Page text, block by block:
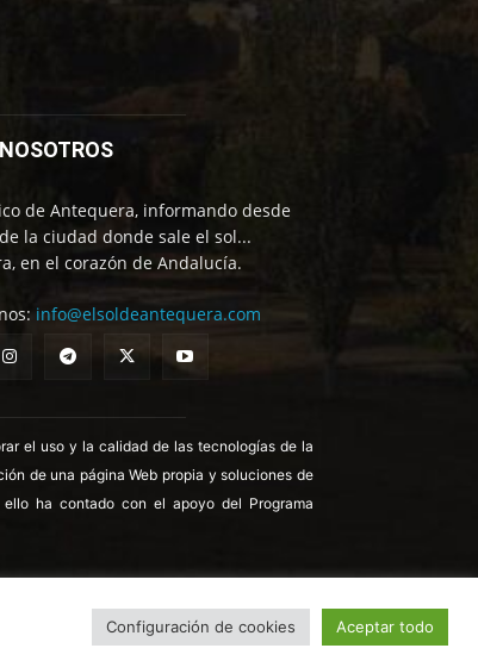
de Antequera, informando desde
la ciudad donde sale el sol...
en el corazón de Andalucía.
info@elsoldeantequera.com
el uso y la calidad de las tecnologías de la
de una página Web propia y soluciones de
ha contado con el apoyo del Programa
Política de Privacidad
Aviso legal
Configuración de cookies Aceptar todo